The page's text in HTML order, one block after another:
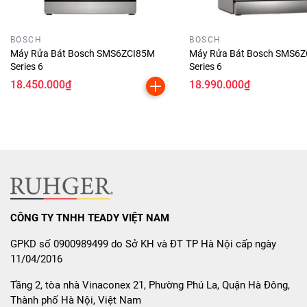
trong 3 ngàyvới chế độ Fresh Air Drying.
Diệt khuẩn đến 99.99%
: Bảo vệ sức khỏe tối ưu cho
cả gia đình.
Huống
Trình
Công Dụng
Eco
Rửa tiết kiệm nước & điện năng
Normal
Intensive
dầu mỡ
BOSCH
Máy Rửa Bát Bosch SMS6ZCI85M
Series 6
18.450.000₫
BOSCH
Máy Rửa Bát Bosch
Series 6
18.990.000₫
CÔNG TY TNHH TEADY VIỆT NAM
GPKD số 0900989499 do Sở KH và ĐT TP Hà Nội cấp ngày
11/04/2016
Tầng 2, tòa nhà Vinaconex 21, Phường Phú La, Quận Hà Đông,
Thành phố Hà Nội, Việt Nam